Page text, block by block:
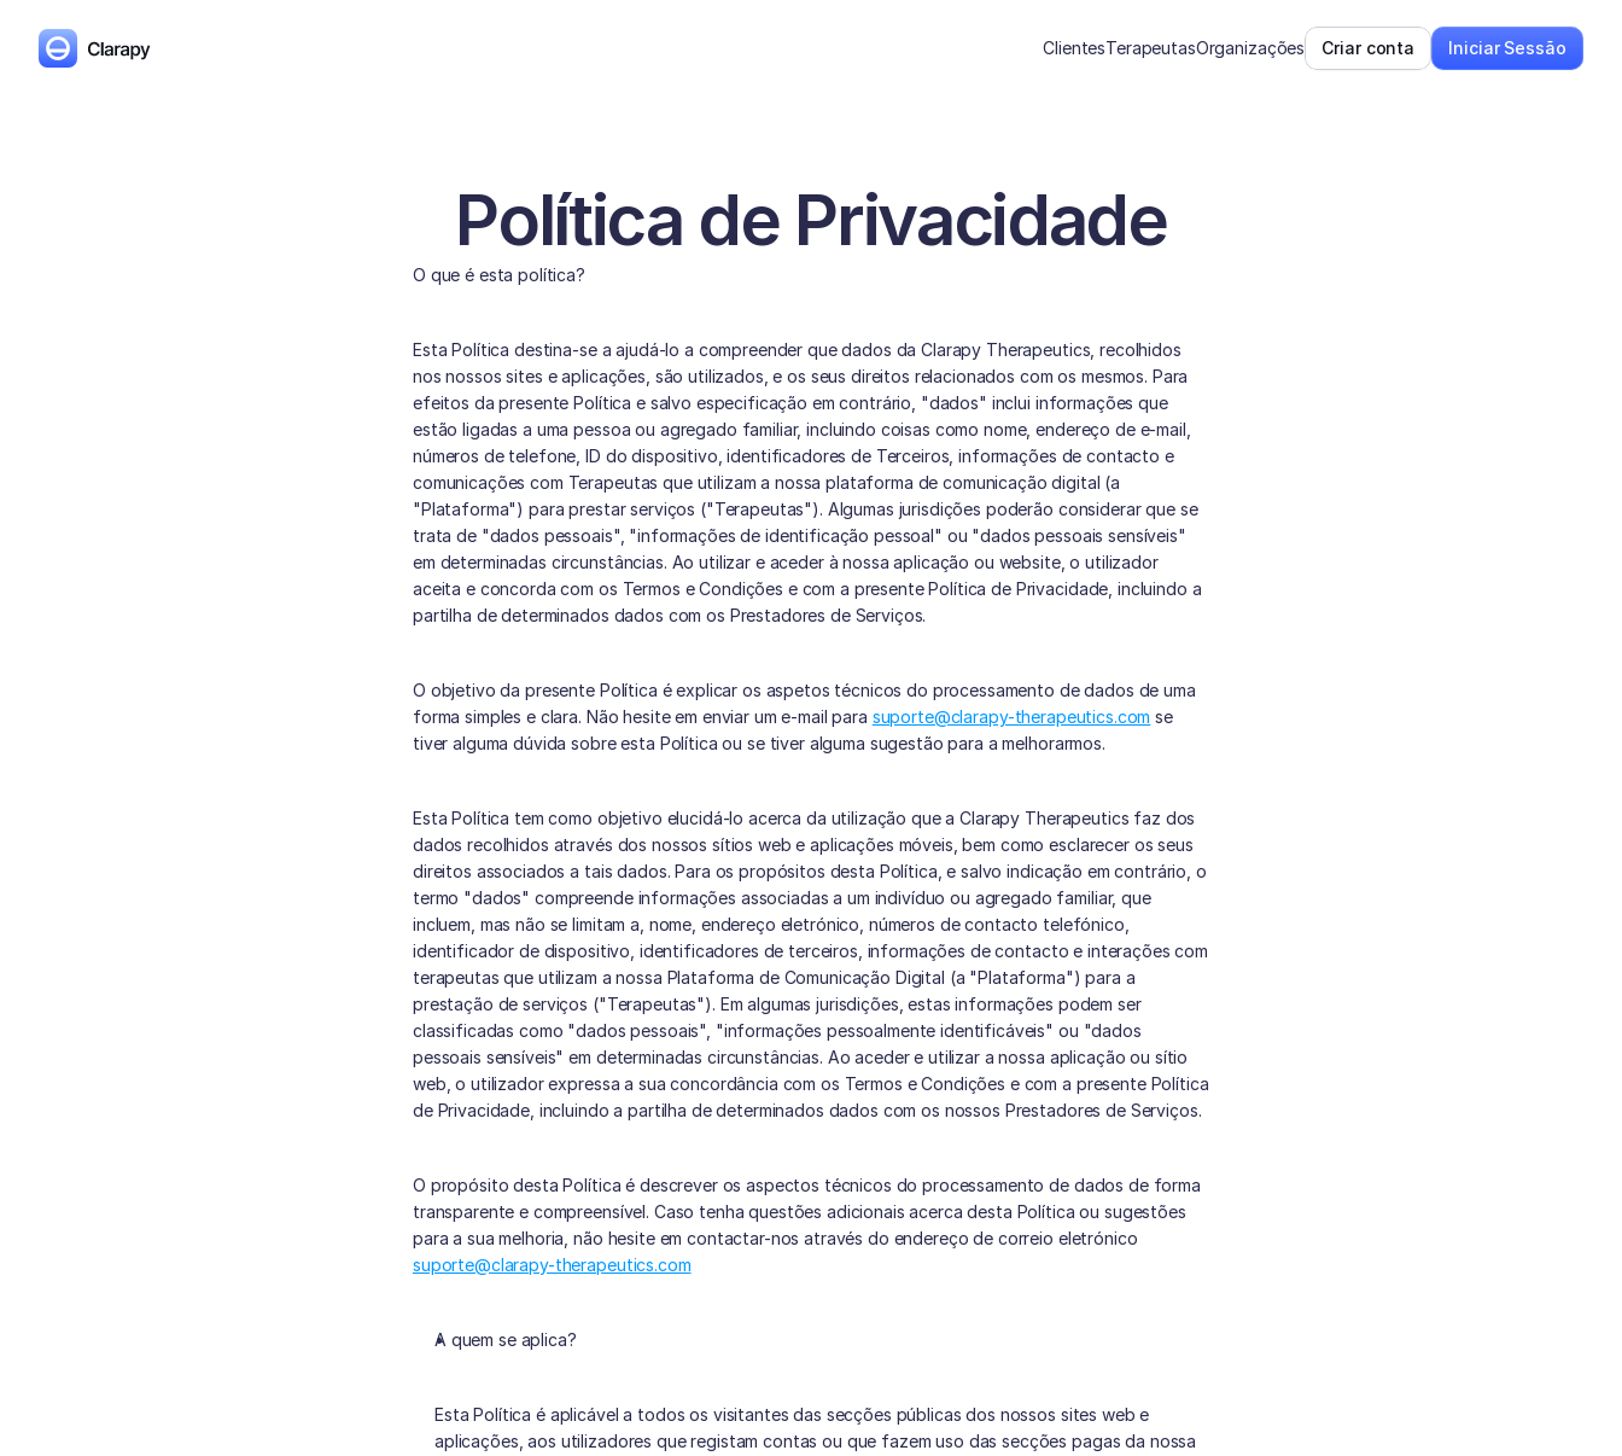
ClientesTerapeutasOrganizações Criar conta Iniciar Sessão
Política de Privacidade
O que é esta política?
Esta Política destina-se a ajudá-lo a compreender que dados da Clarapy Therapeutics, recolhidos
nos nossos sites e aplicações, são utilizados, e os seus direitos relacionados com os mesmos. Para
efeitos da presente Política e salvo especificação em contrário, "dados" inclui informações que
estão ligadas a uma pessoa ou agregado familiar, incluindo coisas como nome, endereço de e-mail,
números de telefone, ID do dispositivo, identificadores de Terceiros, informações de contacto e
comunicações com Terapeutas que utilizam a nossa plataforma de comunicação digital (a
"Plataforma") para prestar serviços ("Terapeutas"). Algumas jurisdições poderão considerar que se
trata de "dados pessoais", "informações de identificação pessoal" ou "dados pessoais sensíveis"
em determinadas circunstâncias. Ao utilizar e aceder à nossa aplicação ou website, o utilizador
aceita e concorda com os Termos e Condições e com a presente Política de Privacidade, incluindo a
partilha de determinados dados com os Prestadores de Serviços.
O objetivo da presente Política é explicar os aspetos técnicos do processamento de dados de uma
forma simples e clara. Não hesite em enviar um e-mail para suporte@clarapy-therapeutics.com se
tiver alguma dúvida sobre esta Política ou se tiver alguma sugestão para a melhorarmos.
Esta Política tem como objetivo elucidá-lo acerca da utilização que a Clarapy Therapeutics faz dos
dados recolhidos através dos nossos sítios web e aplicações móveis, bem como esclarecer os seus
direitos associados a tais dados. Para os propósitos desta Política, e salvo indicação em contrário, o
termo "dados" compreende informações associadas a um indivíduo ou agregado familiar, que
incluem, mas não se limitam a, nome, endereço eletrónico, números de contacto telefónico,
identificador de dispositivo, identificadores de terceiros, informações de contacto e interações com
terapeutas que utilizam a nossa Plataforma de Comunicação Digital (a "Plataforma") para a
prestação de serviços ("Terapeutas"). Em algumas jurisdições, estas informações podem ser
classificadas como "dados pessoais", "informações pessoalmente identificáveis" ou "dados
pessoais sensíveis" em determinadas circunstâncias. Ao aceder e utilizar a nossa aplicação ou sítio
web, o utilizador expressa a sua concordância com os Termos e Condições e com a presente Política
de Privacidade, incluindo a partilha de determinados dados com os nossos Prestadores de Serviços.
O propósito desta Política é descrever os aspectos técnicos do processamento de dados de forma
transparente e compreensível. Caso tenha questões adicionais acerca desta Política ou sugestões
suporte@clarapy-therapeutics.com
A quem se aplica?
Esta Política é aplicável a todos os visitantes das secções públicas dos nossos sites web e
aplicações, aos utilizadores que registam contas ou que fazem uso das secções pagas da nossa